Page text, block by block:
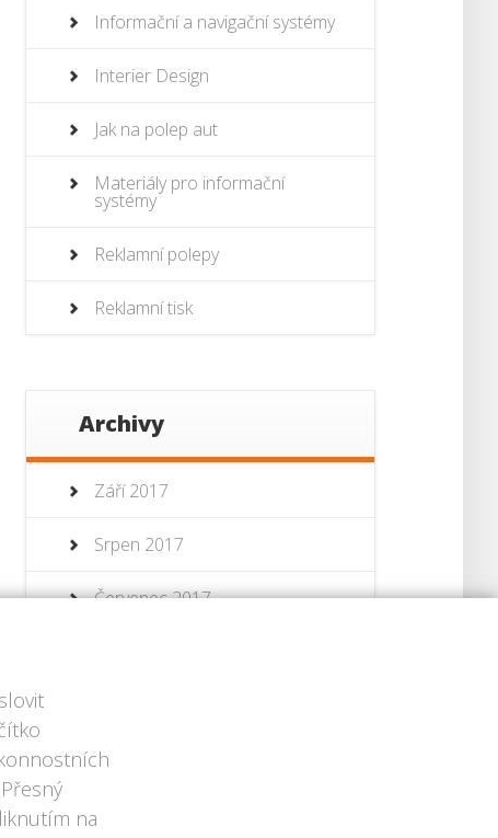
Informační a navigační systémy
Interier Design
Jak na polep aut
Materiály pro informační
systémy
Reklamní polepy
Reklamní tisk
Archivy
Září 2017
Srpen 2017
Červenec 2017
na